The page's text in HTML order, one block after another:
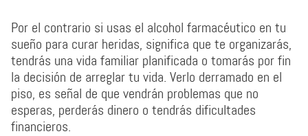
Por el contrario si usas el alcohol farmacéutico en tu
sueño para curar heridas, significa que te organizarás,
tendrás una vida familiar planificada o tomarás por fin
la decisión de arreglar tu vida. Verlo derramado en el
piso, es señal de que vendrán problemas que no
esperas, perderás dinero o tendrás dificultades
financieros.